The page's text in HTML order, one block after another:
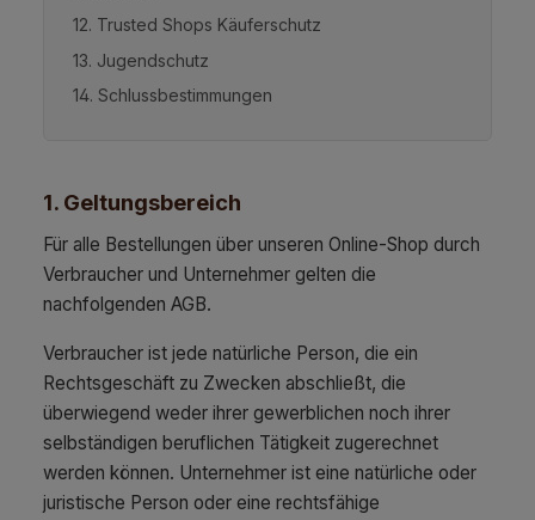
12. Trusted Shops Käuferschutz
13. Jugendschutz
14. Schlussbestimmungen
1. Geltungsbereich
Für alle Bestellungen über unseren Online-Shop durch
Verbraucher und Unternehmer gelten die
nachfolgenden AGB.
Verbraucher ist jede natürliche Person, die ein
Rechtsgeschäft zu Zwecken abschließt, die
überwiegend weder ihrer gewerblichen noch ihrer
selbständigen beruflichen Tätigkeit zugerechnet
werden können. Unternehmer ist eine natürliche oder
juristische Person oder eine rechtsfähige